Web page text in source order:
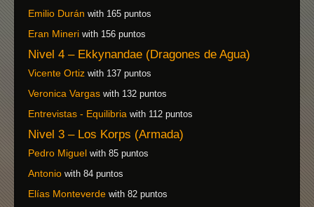
Emilio Durán with 165 puntos
Eran Mineri with 156 puntos
Nivel 4 – Ekkynandae (Dragones de Agua)
Vicente Ortiz with 137 puntos
Veronica Vargas with 132 puntos
Entrevistas - Equilibria with 112 puntos
Nivel 3 – Los Korps (Armada)
Pedro Miguel with 85 puntos
Antonio with 84 puntos
Elías Monteverde with 82 puntos